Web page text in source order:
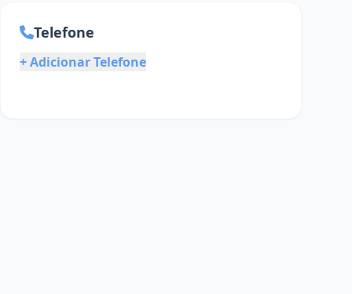
Telefone
+ Adicionar Telefone